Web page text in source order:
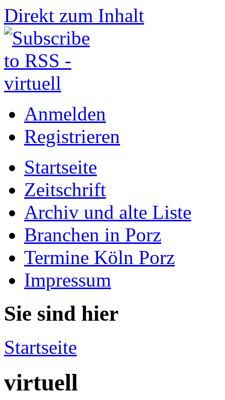
Direkt zum Inhalt
Anmelden
Registrieren
Startseite
Zeitschrift
Archiv und alte Liste
Branchen in Porz
Termine Köln Porz
Impressum
Sie sind hier
Startseite
virtuell